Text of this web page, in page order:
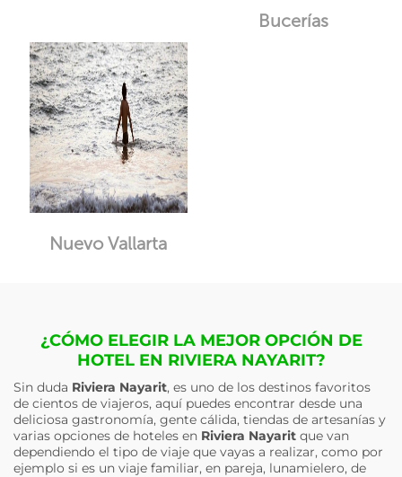
Bucerías
Nuevo Vallarta
¿CÓMO ELEGIR LA MEJOR OPCIÓN DE
HOTEL EN RIVIERA NAYARIT?
Sin duda Riviera Nayarit, es uno de los destinos favoritos
de cientos de viajeros, aquí puedes encontrar desde una
deliciosa gastronomía, gente cálida, tiendas de artesanías y
varias opciones de hoteles en Riviera Nayarit que van
dependiendo el tipo de viaje que vayas a realizar, como por
ejemplo si es un viaje familiar, en pareja, lunamielero, de